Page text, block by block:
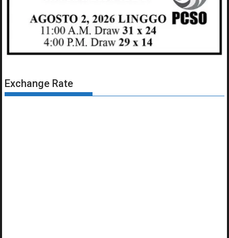
Exchange Rate